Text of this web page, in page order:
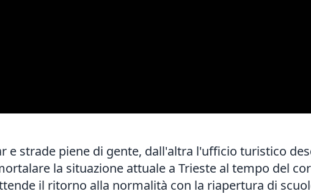
e strade piene di gente, dall'altra l'ufficio turistico
la situazione attuale a Trieste al tempo del
il ritorno alla normalità con la riapertura di